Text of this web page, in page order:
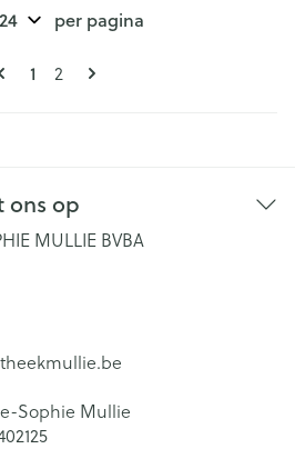
Pagina's
U lees momenteel pagina
1 Pagina
2
per pagina
ons op
MULLIE BVBA
Sophie Mullie